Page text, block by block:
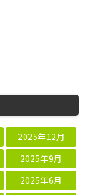
2025年12月
2025年9月
2025年6月